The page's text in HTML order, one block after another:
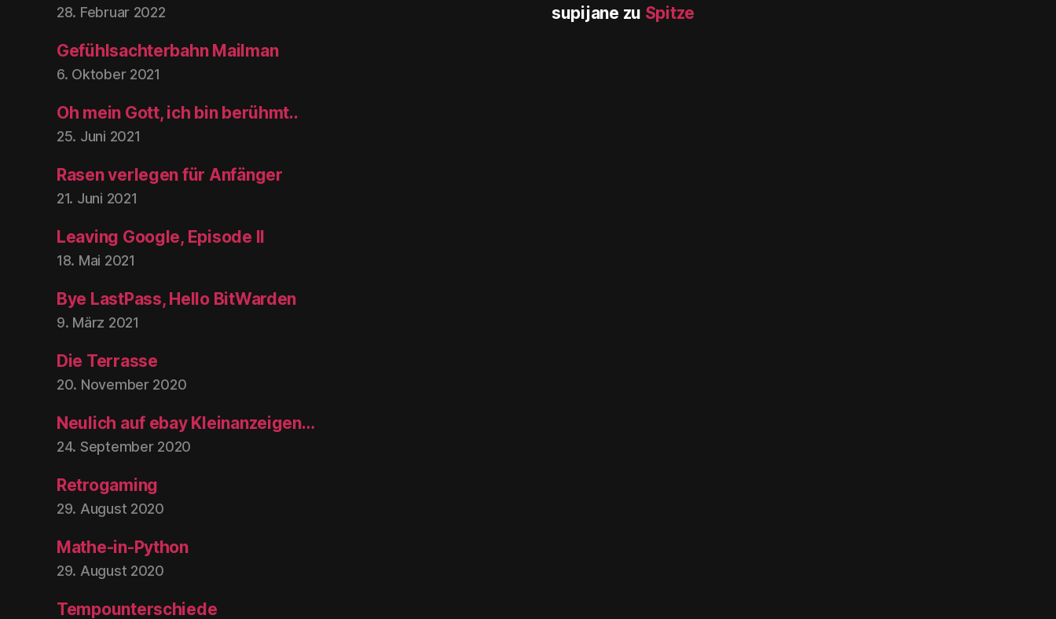
28. Februar 2022
Gefühlsachterbahn Mailman
6. Oktober 2021
Oh mein Gott, ich bin berühmt..
25. Juni 2021
Rasen verlegen für Anfänger
21. Juni 2021
Leaving Google, Episode II
18. Mai 2021
Bye LastPass, Hello BitWarden
9. März 2021
Die Terrasse
20. November 2020
Neulich auf ebay Kleinanzeigen…
24. September 2020
Retrogaming
29. August 2020
Mathe-in-Python
29. August 2020
Tempounterschiede
supijane zu Spitze